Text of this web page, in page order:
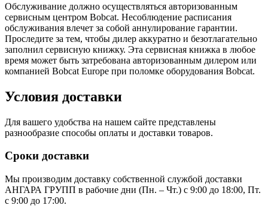
Обслуживание должно осуществляться авторизованным
сервисным центром Bobcat. Несоблюдение расписания
обслуживания влечет за собой аннулирование гарантии.
Проследите за тем, чтобы дилер аккуратно и безотлагательно
заполнил сервисную книжку. Эта сервисная книжка в любое
время может быть затребована авторизованным дилером или
компанией Bobcat Europe при поломке оборудования Bobcat.
Условия доставки
Для вашего удобства на нашем сайте представлены
разнообразие способы оплаты и доставки товаров.
Сроки доставки
Мы производим доставку собственной службой доставки
АНГАРА ГРУПП в рабочие дни (Пн. – Чт.) с 9:00 до 18:00, Пт.
с 9:00 до 17:00.